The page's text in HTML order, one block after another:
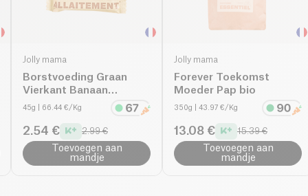
Jolly mama
Borstvoeding Graan
Vierkant Banaan
Chocolade bio
45g | 66.44 €/Kg
2.54 € 2.99 €
Toevoegen aan
mandje
Jolly mama
Forever Toekomst
Moeder Pap bio
350g | 43.97 €/Kg
13.08 € 15.39 €
Toevoegen aan
mandje